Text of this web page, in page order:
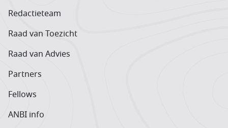
Redactieteam
Raad van Toezicht
Raad van Advies
Partners
Fellows
ANBI info